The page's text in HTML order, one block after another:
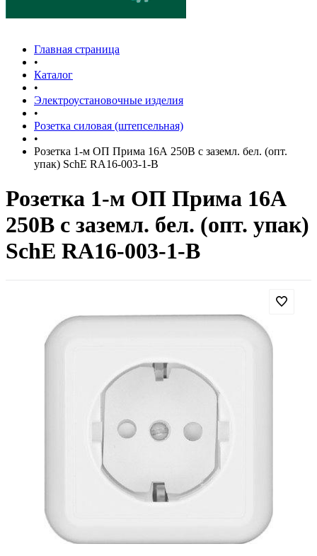
Главная страница
•
Каталог
•
Электроустановочные изделия
•
Розетка силовая (штепсельная)
•
Розетка 1-м ОП Прима 16А 250В с заземл. бел. (опт.
упак) SchE RA16-003-1-B
Розетка 1-м ОП Прима 16А
250В с заземл. бел. (опт. упак)
SchE RA16-003-1-B